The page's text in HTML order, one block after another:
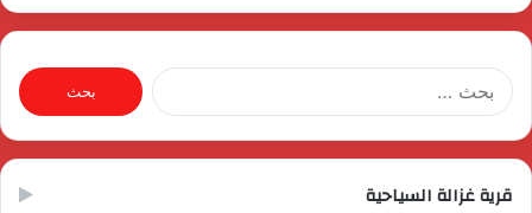
البحث
عن:
قرية غزالة السياحية